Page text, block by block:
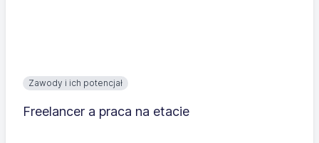
Zawody i ich potencjał
Freelancer a praca na etacie